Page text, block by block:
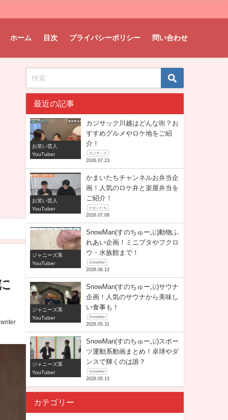
ホーム 目次 プライバシーポリシー 問い合わせ
writer
最近の記事
お笑い芸人
YouTuber
カジサック川越はどんな街？お
すすめグルメやロケ地をご紹
介！
カジサック
2026.07.23
お笑い芸人
YouTuber
かまいたちチャンネルお弁当企
画！人気のロケ弁と楽屋弁当を
ご紹介！
かまいたち
2026.07.08
ジャニーズ系
YouTuber
SnowMan(すのちゅーぶ)動物ふ
れあい企画！ミニブタやフクロ
ウ・水族館まで！
SnowMan
2026.06.12
ジャニーズ系
YouTuber
SnowMan(すのちゅーぶ)サウナ
企画！人気のサウナから美味し
い食事も！
SnowMan
2026.05.31
ジャニーズ系
YouTuber
SnowMan(すのちゅーぶ)スポー
ツ運動系動画まとめ！卓球やダ
ンスで輝くのは誰？
SnowMan
2026.05.15
カテゴリー